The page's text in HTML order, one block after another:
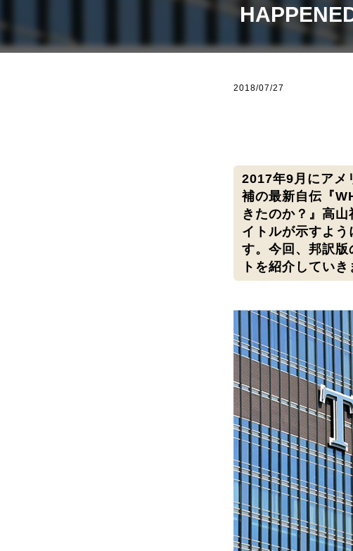
2018/07/27
2017年9月にアメ
補の最新自伝『
きたのか？』高
イトルが示すよ
す。今回、邦訳
トを紹介していき